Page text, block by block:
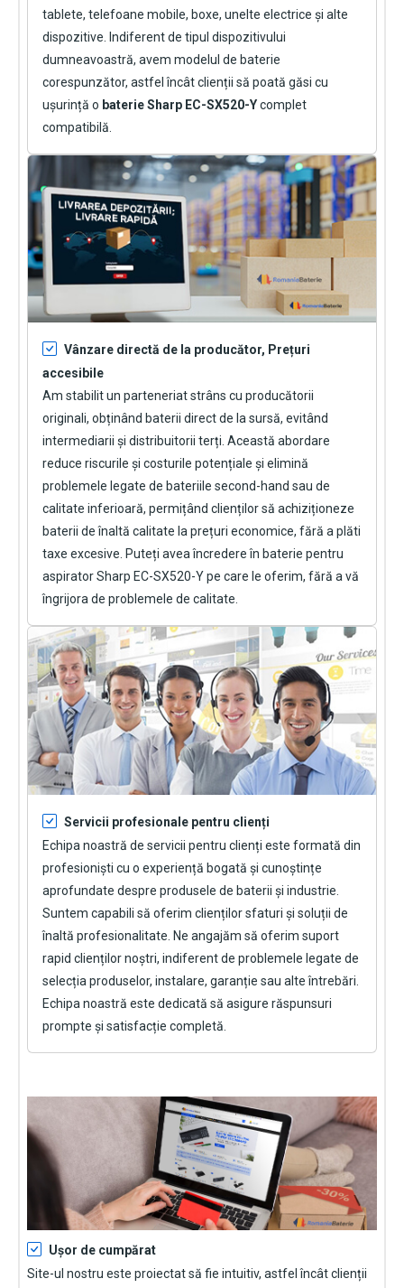
tablete, telefoane mobile, boxe, unelte electrice și alte
dispozitive. Indiferent de tipul dispozitivului
dumneavoastră, avem modelul de baterie
corespunzător, astfel încât clienții să poată găsi cu
ușurință o baterie Sharp EC-SX520-Ycomplet
compatibilă.
Vânzare directă de la producător, Prețuri
accesibile
Am stabilit un parteneriat strâns cu producătorii
originali, obținând baterii direct de la sursă, evitând
intermediarii și distribuitorii terți. Această abordare
reduce riscurile și costurile potențiale și elimină
problemele legate de bateriile second-hand sau de
calitate inferioară, permițând clienților să achiziționeze
baterii de înaltă calitate la prețuri economice, fără a plăti
taxe excesive. Puteți avea încredere în baterie pentru
aspirator Sharp EC-SX520-Ype care le oferim, fără a vă
îngrijora de problemele de calitate.
Servicii profesionale pentru clienți
Echipa noastră de servicii pentru clienți este formată din
profesioniști cu o experiență bogată și cunoștințe
aprofundate despre produsele de baterii și industrie.
Suntem capabili să oferim clienților sfaturi și soluții de
înaltă profesionalitate. Ne angajăm să oferim suport
rapid clienților noștri, indiferent de problemele legate de
selecția produselor, instalare, garanție sau alte întrebări.
Echipa noastră este dedicată să asigure răspunsuri
prompte și satisfacție completă.
Ușor de cumpărat
Site-ul nostru este proiectat să fie intuitiv, astfel încât clienții